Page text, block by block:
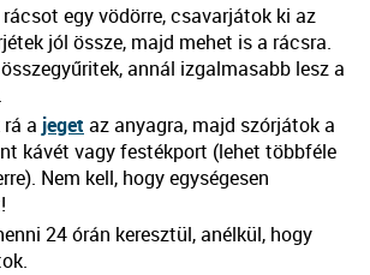
rácsot egy vödörre, csavarjátok ki az
jól össze, majd mehet is a rácsra.
annál izgalmasabb lesz a
a jeget az anyagra, majd szórjátok a
kávét vagy festékport (lehet többféle
Nem kell, hogy egységesen
24 órán keresztül, anélkül, hogy